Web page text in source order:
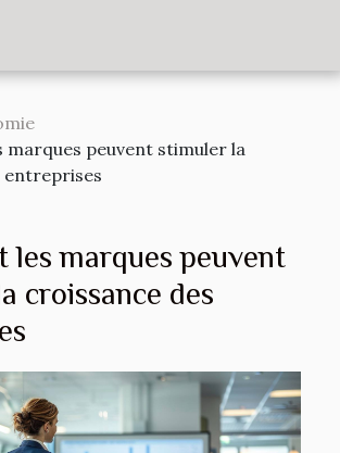
marques peuvent stimuler la
entreprises
les marques peuvent
croissance des